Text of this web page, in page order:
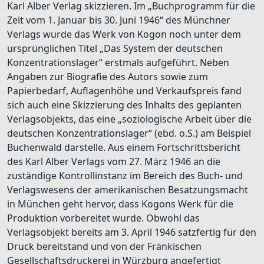
Karl Alber Verlag skizzieren. Im „Buchprogramm für die
Zeit vom 1. Januar bis 30. Juni 1946“ des Münchner
Verlags wurde das Werk von Kogon noch unter dem
ursprünglichen Titel „Das System der deutschen
Konzentrationslager“ erstmals aufgeführt. Neben
Angaben zur Biografie des Autors sowie zum
Papierbedarf, Auflagenhöhe und Verkaufspreis fand
sich auch eine Skizzierung des Inhalts des geplanten
Verlagsobjekts, das eine „soziologische Arbeit über die
deutschen Konzentrationslager“ (ebd. o.S.) am Beispiel
Buchenwald darstelle. Aus einem Fortschrittsbericht
des Karl Alber Verlags vom 27. März 1946 an die
zuständige Kontrollinstanz im Bereich des Buch- und
Verlagswesens der amerikanischen Besatzungsmacht
in München geht hervor, dass Kogons Werk für die
Produktion vorbereitet wurde. Obwohl das
Verlagsobjekt bereits am 3. April 1946 satzfertig für den
Druck bereitstand und von der Fränkischen
Gesellschaftsdruckerei in Würzburg angefertigt